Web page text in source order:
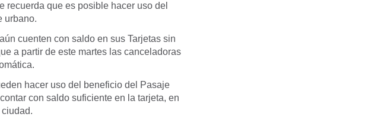
recuerda que es posible hacer uso del
urbano.
cuenten con saldo en sus Tarjetas sin
a partir de este martes las canceladoras
hacer uso del beneficio del Pasaje
con saldo suficiente en la tarjeta, en